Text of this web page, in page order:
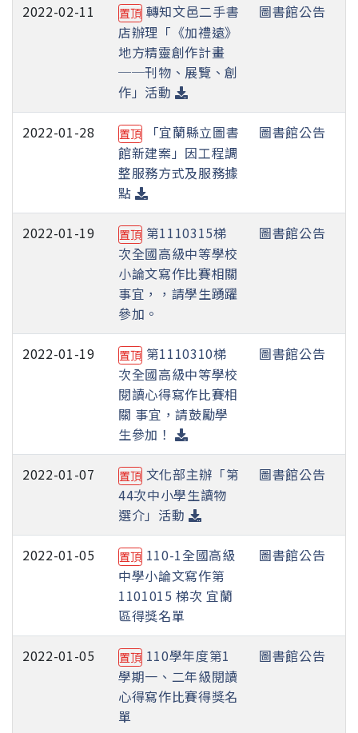
2022-02-11 置頂 轉知文邑二手書
店辦理「《加禮遠》
地方精靈創作計畫
──刊物、展覽、創
作」活動
圖書館公告
2022-01-28 置頂
「宜蘭縣立圖書
館新建案」因工程調
整服務方式及服務據
點
圖書館公告
2022-01-19 置頂 第1110315梯
次全國高級中等學校
小論文寫作比賽相關
事宜，，請學生踴躍
參加。
圖書館公告
2022-01-19 置頂 第1110310梯
次全國高級中等學校
閱讀心得寫作比賽相
關 事宜，請鼓勵學
生參加！
圖書館公告
2022-01-07 置頂 文化部主辦「第
44次中小學生讀物
選介」活動
圖書館公告
2022-01-05 置頂 110-1全國高級
中學小論文寫作第
1101015 梯次 宜蘭
區得獎名單
圖書館公告
2022-01-05 置頂 110學年度第1
學期一、二年級閱讀
心得寫作比賽得獎名
單
圖書館公告